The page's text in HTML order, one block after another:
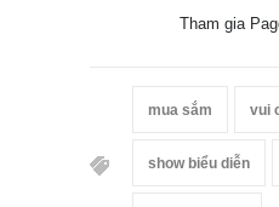
Tham gia
mua sắm vui
show biểu diễn